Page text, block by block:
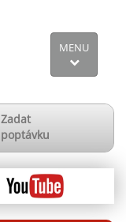
MENU
Zadat
poptávku